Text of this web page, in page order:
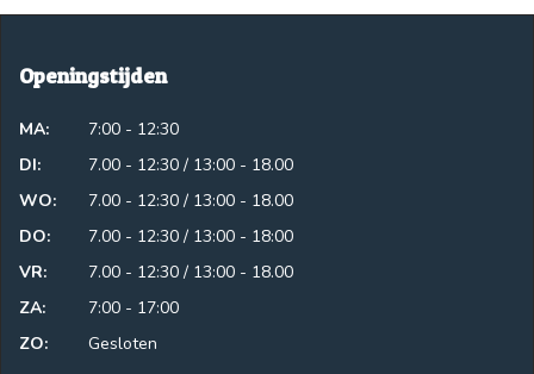
Openingstijden
MA:
7:00 - 12:30
DI:
7.00 - 12:30 / 13:00 - 18.00
WO:
7.00 - 12:30 / 13:00 - 18.00
DO:
7.00 - 12:30 / 13:00 - 18:00
VR:
7.00 - 12:30 / 13:00 - 18.00
ZA:
7:00 - 17:00
ZO:
Gesloten